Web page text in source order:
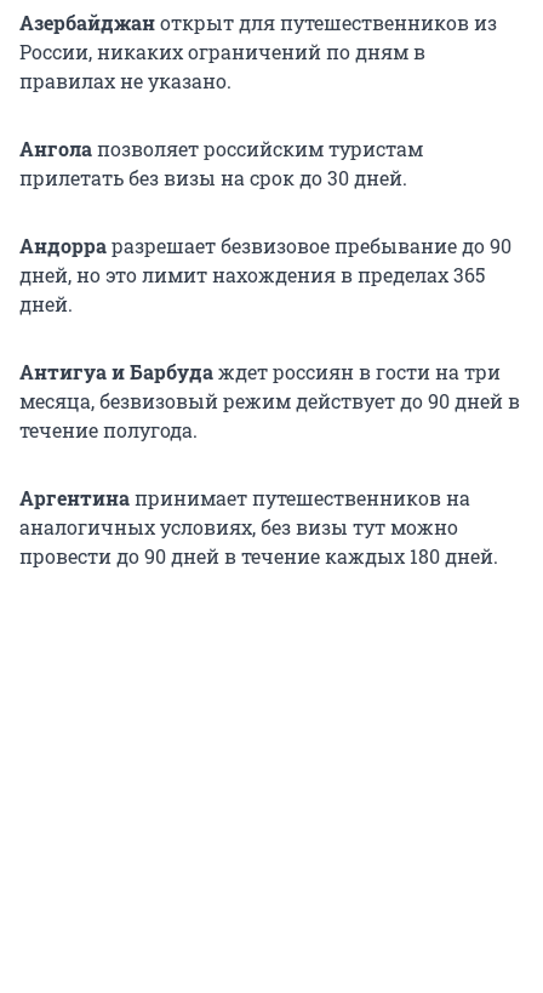
Азербайджаноткрыт для путешественников из
России, никаких ограничений по дням в
правилах не указано.
Анголапозволяет российским туристам
прилетать без визы на срок до 30 дней.
Андорраразрешает безвизовое пребывание до 90
дней, но это лимит нахождения в пределах 365
дней.
Антигуа и Барбудаждет россиян в гости на три
месяца, безвизовый режим действует до 90 дней в
течение полугода.
Аргентинапринимает путешественников на
аналогичных условиях, без визы тут можно
провести до 90 дней в течение каждых 180 дней.